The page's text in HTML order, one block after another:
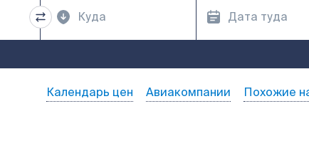
Календарь цен Авиакомпании Похожие